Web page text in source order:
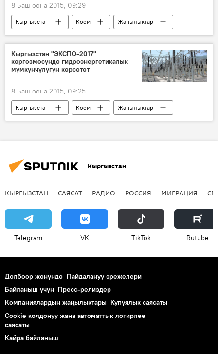
8 Баш оона 2015, 09:29
Кыргызстан Коом
Жаңылыктар
Чычкан суусу
жардам президент
Кыргызстан "ЭКСПО-2017"
көргөзмөсүндө гидроэнергетикалык
мүмкүнчүлүгүн көрсөтөт
8 Баш оона 2015, 09:25
Кыргызстан Коом
Жаңылыктар
Кыргызстандагы туристтик сезон-2015
Кыргызстан
КЫРГЫЗСТАН САЯСАТ РАДИО РОССИЯ МИГРАЦИЯ
Telegram VK ТikТоk Rutube
Долбоор жөнүндө Пайдалануу эрежелери
Байланыш үчүн Пресс-релиздер
Компаниялардын жаңылыктары Купуялык саясаты
Cookie колдонуу жана автоматтык логирлөө
саясаты
Кайра байланыш